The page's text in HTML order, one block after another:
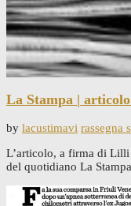
La Stampa |
by lacustimavi rassegna
L’articolo, a firma di Lilli
del quotidiano La